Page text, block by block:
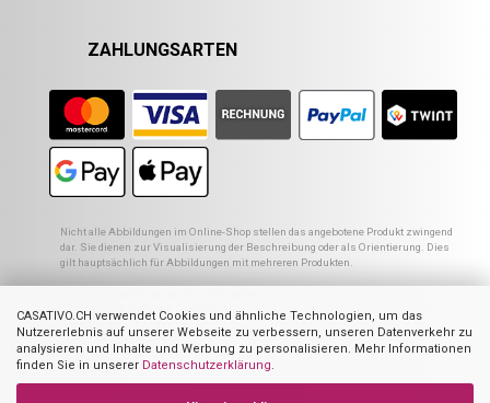
CASATIVO.CH verwendet Cookies und ähnliche Technologien, um das
Nutzererlebnis auf unserer Webseite zu verbessern, unseren Datenverkehr zu
analysieren und Inhalte und Werbung zu personalisieren. Mehr Informationen
finden Sie in unserer Datenschutzerklärung.
ZAHLUNGSARTEN
Nicht alle Abbildungen im Online-Shop stellen das angebotene Produkt zwingend
dar. Sie dienen zur Visualisierung der Beschreibung oder als Orientierung. Dies
gilt hauptsächlich für Abbildungen mit mehreren Produkten.
Ehemaliger Preis von Casativo
3 Summe der Einzelpreise
4 UVP des Herstellers